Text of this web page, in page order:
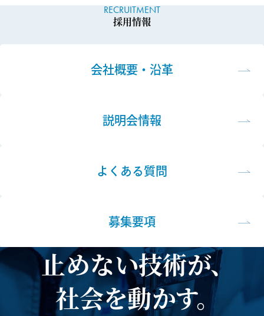
RECRUITMENT
採用情報
会社概要・沿革
説明会情報
よくある質問
募集要項
止めない技術が、
社会を動かす。